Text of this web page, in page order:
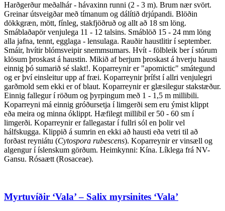
Harðgerður meðalhár - hávaxinn runni (2 - 3 m). Brum nær svört.
Greinar útsveigðar með tímanum og dálítið drjúpandi. Blöðin
dökkgræn, mött, fínleg, stakfjöðruð og allt að 18 sm löng.
Smáblaðapör venjulega 11 - 12 talsins. Smáblöð 15 - 24 mm löng
alla jafna, tennt, egglaga - lensulaga. Rauðir haustlitir í september.
Smáir, hvítir blómsveipir snemmsumars. Hvít - fölbleik ber í stórum
klösum þroskast á haustin. Mikið af berjum þroskast á hverju hausti
einnig þó sumarið sé slakt!. Koparreynir er "apomictic" smátegund
og er því einsleitur upp af fræi. Koparreynir þrífst í allri venjulegri
garðmold sem ekki er of blaut. Koparreynir er glæsilegur stakstæður.
Einnig fallegur í röðum og þyrpingum með 1 - 1,5 m millibili.
Koparreyni má einnig gróðursetja í limgerði sem eru ýmist klippt
eða meira og minna óklippt. Hæfilegt millibil er 50 - 60 sm í
limgerði. Koparreynir er fallegastar í fullri sól en þolir vel
hálfskugga. Klippið á sumrin en ekki að hausti eða vetri til að
forðast reyniátu (Cytospora rubescens). Koparreynir er vinsæll og
algengur í íslenskum görðum. Heimkynni: Kína. Líklega frá NV-
Gansu. Rósaætt (Rosaceae).
Myrtuvíðir ‘Vala’ – Salix myrsinites ‘Vala’